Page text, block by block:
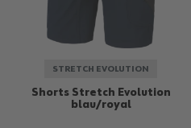
STRETCH EVOLUTION
Shorts Stretch Evolution
blau/royal